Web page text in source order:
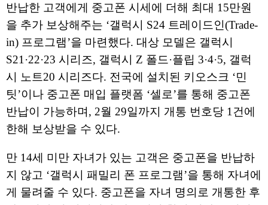
반납한 고객에게 중고폰 시세에 더해 최대 15만원
을 추가 보상해주는 ‘갤럭시 S24 트레이드인(Trade-
in) 프로그램’을 마련했다. 대상 모델은 갤럭시
S21·22·23 시리즈, 갤럭시 Z 폴드·플립 3·4·5, 갤럭
시 노트20 시리즈다. 전국에 설치된 키오스크 ‘민
팃’이나 중고폰 매입 플랫폼 ‘셀로’를 통해 중고폰
반납이 가능하며, 2월 29일까지 개통 번호당 1건에
한해 보상받을 수 있다.
만 14세 미만 자녀가 있는 고객은 중고폰을 반납하
지 않고 ‘갤럭시 패밀리 폰 프로그램’을 통해 자녀에
게 물려줄 수 있다. 중고폰을 자녀 명의로 개통한 후